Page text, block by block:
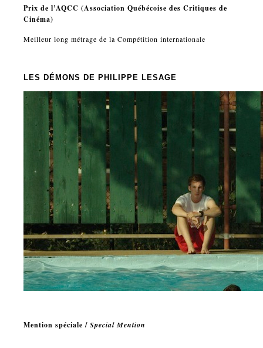
Prix de l’AQCC (Association Québécoise des Critiques de
Cinéma)
Meilleur long métrage de la Compétition internationale
LES DÉMONS DE PHILIPPE LESAGE
Mention spéciale /Special Mention